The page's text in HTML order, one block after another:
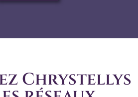
Chrystellys